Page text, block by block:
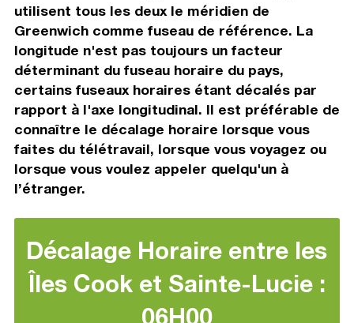
utilisent tous les deux le méridien de
Greenwich comme fuseau de référence. La
longitude n'est pas toujours un facteur
déterminant du fuseau horaire du pays,
certains fuseaux horaires étant décalés par
rapport à l'axe longitudinal. Il est préférable de
connaître le décalage horaire lorsque vous
faites du télétravail, lorsque vous voyagez ou
lorsque vous voulez appeler quelqu'un à
l’étranger.
Décalage Horaire entre les
Îles Cook et Sainte-Lucie :
06H00